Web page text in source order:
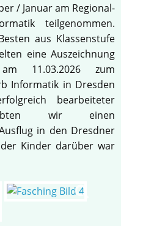
/ Januar am Regional-
teilgenommen.
aus Klassenstufe
eine Auszeichnung
11.03.2026 zum
Informatik in Dresden
bearbeiteter
wir einen
in den Dresdner
Kinder darüber war